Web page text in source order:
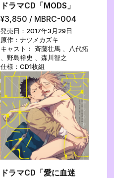
ドラマCD「MODS」
¥3,850 / MBRC-004
発売日：2017年3月29日
原作：ナツメカズキ
キャスト： 斉藤壮馬 、八代拓
、野島裕史 、森川智之
仕様：CD1枚組
ドラマCD「愛に血迷